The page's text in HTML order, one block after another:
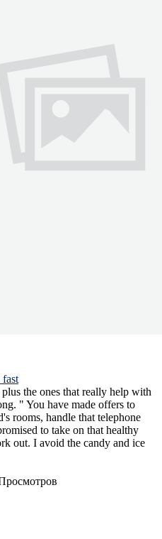
the ones that really help with
" You have made offers to
rooms, handle that telephone
to take on that healthy
out. I avoid the candy and ice